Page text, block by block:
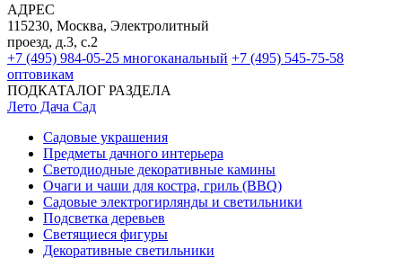
АДРЕС
115230, Москва, Электролитный
проезд, д.3, с.2
+7 (495) 984-05-25 многоканальный +7 (495) 545-75-58
оптовикам
ПОДКАТАЛОГ РАЗДЕЛА
Лето Дача Сад
Садовые украшения
Предметы дачного интерьера
Светодиодные декоративные камины
Очаги и чаши для костра, гриль (BBQ)
Садовые электрогирлянды и светильники
Подсветка деревьев
Светящиеся фигуры
Декоративные светильники